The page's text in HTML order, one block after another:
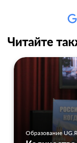
Читайте
Образование